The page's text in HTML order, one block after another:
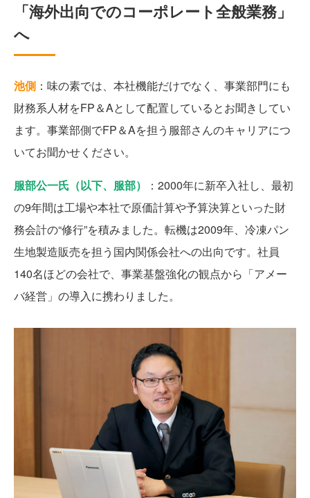
「海外出向でのコーポレート全般業務」
へ
池側 ：味の素では、本社機能だけでなく、事業部門にも
財務系人材をFP＆Aとして配置しているとお聞きしてい
ます。事業部側でFP＆Aを担う服部さんのキャリアにつ
いてお聞かせください。
服部公一氏（以下、服部）
：2000年に新卒入社し、最初
の9年間は工場や本社で原価計算や予算決算といった財
務会計の“修行”を積みました。転機は2009年、冷凍パン
生地製造販売を担う国内関係会社への出向です。社員
140名ほどの会社で、事業基盤強化の観点から「アメー
バ経営」の導入に携わりました。